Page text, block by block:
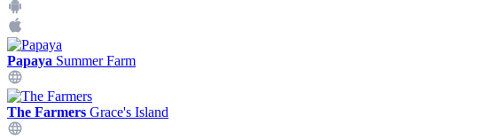
Papaya Summer Farm
The Farmers Grace's Island